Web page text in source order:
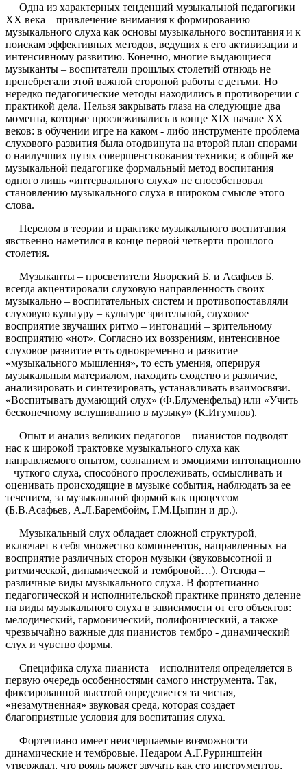
Одна из характерных тенденций музыкальной педагогики
XX века – привлечение внимания к формированию
музыкального слуха как основы музыкального воспитания и к
поискам эффективных методов, ведущих к его активизации и
интенсивному развитию. Конечно, многие выдающиеся
музыканты – воспитатели прошлых столетий отнюдь не
пренебрегали этой важной стороной работы с детьми. Но
нередко педагогические методы находились в противоречии с
практикой дела. Нельзя закрывать глаза на следующие два
момента, которые прослеживались в конце XIX начале XX
веков: в обучении игре на каком - либо инструменте проблема
слухового развития была отодвинута на второй план спорами
о наилучших путях совершенствования техники; в общей же
музыкальной педагогике формальный метод воспитания
одного лишь «интервального слуха» не способствовал
становлению музыкального слуха в широком смысле этого
слова.
Перелом в теории и практике музыкального воспитания
явственно наметился в конце первой четверти прошлого
столетия.
Музыканты – просветители Яворский Б. и Асафьев Б.
всегда акцентировали слуховую направленность своих
музыкально – воспитательных систем и противопоставляли
слуховую культуру – культуре зрительной, слуховое
восприятие звучащих ритмо – интонаций – зрительному
восприятию «нот». Согласно их воззрениям, интенсивное
слуховое развитие есть одновременно и развитие
«музыкального мышления», то есть умения, оперируя
музыкальным материалом, находить сходство и различие,
анализировать и синтезировать, устанавливать взаимосвязи.
«Воспитывать думающий слух» (Ф.Блуменфельд) или «Учить
бесконечному вслушиванию в музыку» (К.Игумнов).
Опыт и анализ великих педагогов – пианистов подводят
нас к широкой трактовке музыкального слуха как
направляемого опытом, сознанием и эмоциями интонационно
– чуткого слуха, способного прослеживать, осмысливать и
оценивать происходящие в музыке события, наблюдать за ее
течением, за музыкальной формой как процессом
(Б.В.Асафьев, А.Л.Барембойм, Г.М.Цыпин и др.).
Музыкальный слух обладает сложной структурой,
включает в себя множество компонентов, направленных на
восприятие различных сторон музыки (звуковысотной и
ритмической, динамической и тембровой…). Отсюда –
различные виды музыкального слуха. В фортепианно –
педагогической и исполнительской практике принято деление
на виды музыкального слуха в зависимости от его объектов:
мелодический, гармонический, полифонический, а также
чрезвычайно важные для пианистов тембро - динамический
слух и чувство формы.
Специфика слуха пианиста – исполнителя определяется в
первую очередь особенностями самого инструмента. Так,
фиксированной высотой определяется та чистая,
«незамутненная» звуковая среда, которая создает
благоприятные условия для воспитания слуха.
Фортепиано имеет неисчерпаемые возможности
динамические и тембровые. Недаром А.Г.Руринштейн
утверждал, что рояль может звучать как сто инструментов,